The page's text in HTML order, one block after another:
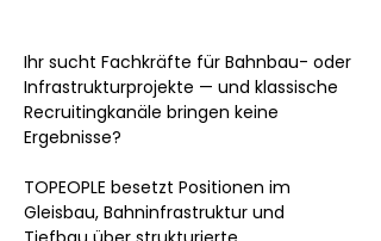
Ihr sucht Fachkräfte für Bahnbau- oder
Infrastrukturprojekte — und klassische
Recruitingkanäle bringen keine
Ergebnisse?
TOPEOPLE besetzt Positionen im
Gleisbau, Bahninfrastruktur und